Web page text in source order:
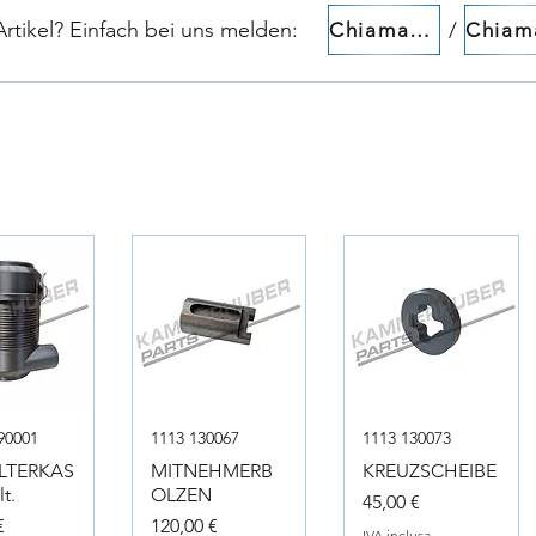
Einfach bei uns melden:​​ Chiamaci! /
1113 130067
MITNEHMERB
OLZEN
Prezzo
120,00 €
1113 130073
KREUZSCHEIBE
Prezzo
45,00 €